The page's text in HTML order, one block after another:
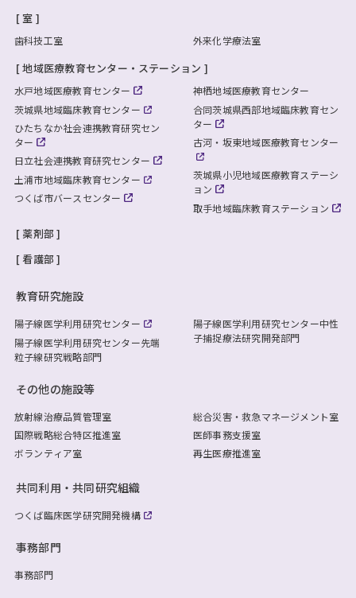
室
歯科技工室 外来化学療法室
地域医療教育センター・ステーション
水戸地域医療教育センター
茨城県地域臨床教育センター
ひたちなか社会連携教育研究セン
ター
日立社会連携教育研究センター
土浦市地域臨床教育センター
つくば市バースセンター
神栖地域医療教育センター
合同茨城県西部地域臨床教育セン
ター
古河・坂東地域医療教育センター
茨城県小児地域医療教育ステーシ
ョン
取手地域臨床教育ステーション
薬剤部
看護部
教育研究施設
陽子線医学利用研究センター
陽子線医学利用研究センター先端
粒子線研究戦略部門
陽子線医学利用研究センター中性
子捕捉療法研究開発部門
その他の施設等
放射線治療品質管理室
国際戦略総合特区推進室
ボランティア室
総合災害・救急マネージメント室
医師事務支援室
再生医療推進室
共同利用・共同研究組織
つくば臨床医学研究開発機構
事務部門
事務部門